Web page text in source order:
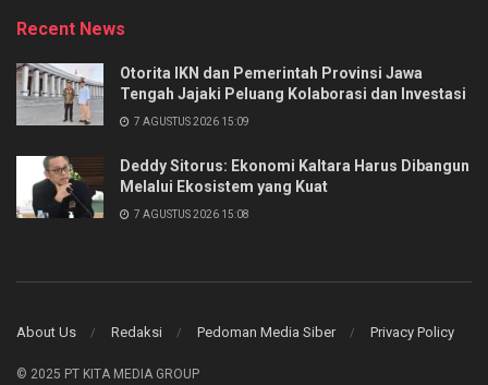
Recent News
Otorita IKN dan Pemerintah Provinsi Jawa
Tengah Jajaki Peluang Kolaborasi dan Investasi
7 AGUSTUS 2026 15:09
Deddy Sitorus: Ekonomi Kaltara Harus Dibangun
Melalui Ekosistem yang Kuat
7 AGUSTUS 2026 15:08
About Us Redaksi Pedoman Media Siber Privacy Policy
© 2025 PT KITA MEDIA GROUP